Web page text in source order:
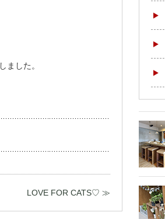
ました。
LOVE FOR CATS♡ ≫